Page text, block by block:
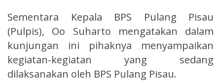
Sementara Kepala BPS Pulang Pisau
(Pulpis), Oo Suharto mengatakan dalam
kunjungan ini pihaknya menyampaikan
kegiatan-kegiatan yang sedang
dilaksanakan oleh BPS Pulang Pisau.